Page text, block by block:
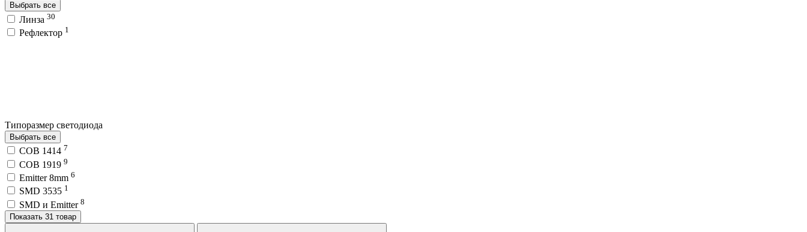
Выбрать все
Линза 30
Рефлектор 1
Типоразмер светодиода
Выбрать все
COB 1414 7
COB 1919 9
Emitter 8mm 6
SMD 3535 1
SMD и Emitter 8
Показать 31 товар